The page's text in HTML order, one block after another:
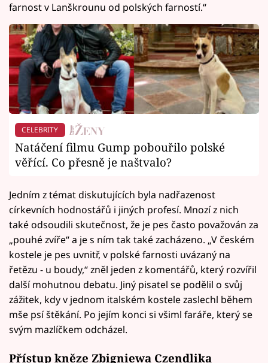
farnost v Lanškrounu od polských farností.“
CELEBRITY
Natáčení filmu Gump pobouřilo polské
věřící. Co přesně je naštvalo?
Jedním z témat diskutujících byla nadřazenost
církevních hodnostářů i jiných profesí. Mnozí z nich
také odsoudili skutečnost, že je pes často považován za
„pouhé zvíře“ a je s ním tak také zacházeno. „V českém
kostele je pes uvnitř, v polské farnosti uvázaný na
řetězu - u boudy,“ zněl jeden z komentářů, který rozvířil
další mohutnou debatu. Jiný pisatel se podělil o svůj
zážitek, kdy v jednom italském kostele zaslechl během
mše psí štěkání. Po jejím konci si všiml faráře, který se
svým mazlíčkem odcházel.
Přístup kněze Zbigniewa Czendlika